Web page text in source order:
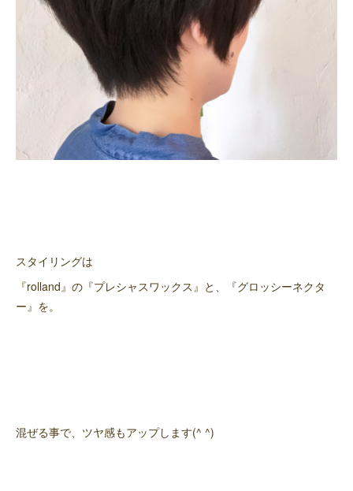
スタイリングは
『rolland』の『プレシャスワックス』と、『グロッシーネクタ
ー』を。
混ぜる事で、ツヤ感もアップします(^ ^)